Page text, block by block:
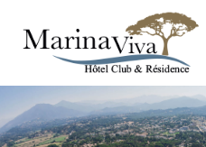
Panneau de gestion des cookies